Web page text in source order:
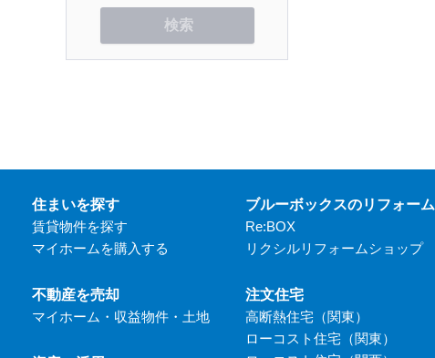
検索
住まいを探す
賃貸物件を探す
マイホームを購入する
不動産を売却
マイホーム・収益物件・土地
ブルーボックスのリフォーム
Re:BOX
リクシルリフォームショップ
注文住宅
高断熱住宅（関東）
ローコスト住宅（関東）